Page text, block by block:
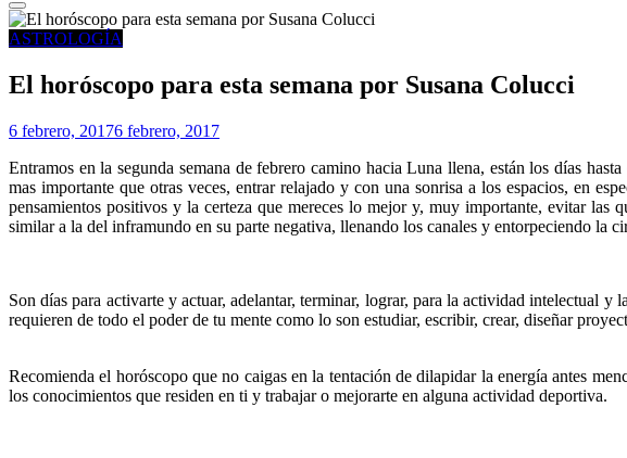
ASTROLOGÍA
El horóscopo para esta semana por Susana Colucci
6 febrero, 20176 febrero, 2017
Entramos en la segunda semana de febrero camino hacia Luna llena, están los días
mas importante que otras veces, entrar relajado y con una sonrisa a los espacios, en
pensamientos positivos y la certeza que mereces lo mejor y, muy importante, evitar las
similar a la del inframundo en su parte negativa, llenando los canales y entorpeciendo la
Son días para activarte y actuar, adelantar, terminar, lograr, para la actividad intelectual
requieren de todo el poder de tu mente como lo son estudiar, escribir, crear, diseñar
Recomienda el horóscopo que no caigas en la tentación de dilapidar la energía antes
los conocimientos que residen en ti y trabajar o mejorarte en alguna actividad deportiva.